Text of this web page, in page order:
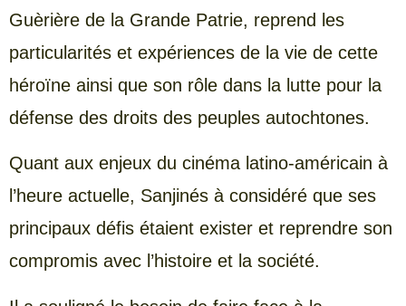
Guèrière de la Grande Patrie, reprend les
particularités et expériences de la vie de cette
héroïne ainsi que son rôle dans la lutte pour la
défense des droits des peuples autochtones.
Quant aux enjeux du cinéma latino-américain à
l’heure actuelle, Sanjinés à considéré que ses
principaux défis étaient exister et reprendre son
compromis avec l’histoire et la société.